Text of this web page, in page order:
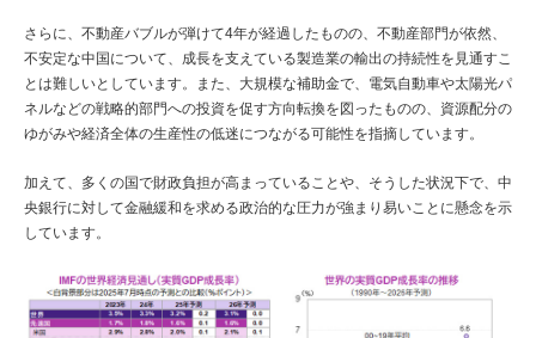
さらに、不動産バブルが弾けて4年が経過したものの、不動産部門が依然、
不安定な中国について、成長を支えている製造業の輸出の持続性を見通すこ
とは難しいとしています。また、大規模な補助金で、電気自動車や太陽光パ
ネルなどの戦略的部門への投資を促す方向転換を図ったものの、資源配分の
ゆがみや経済全体の生産性の低迷につながる可能性を指摘しています。
加えて、多くの国で財政負担が高まっていることや、そうした状況下で、中
央銀行に対して金融緩和を求める政治的な圧力が強まり易いことに懸念を示
しています。